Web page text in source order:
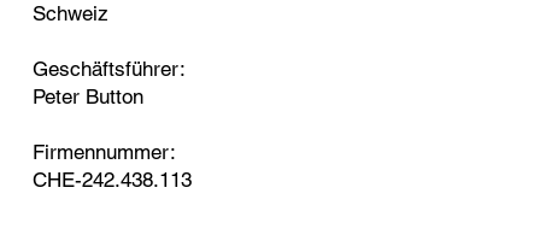
Schweiz
Geschäftsführer:
Peter Button
Firmennummer:
CHE-242.438.113